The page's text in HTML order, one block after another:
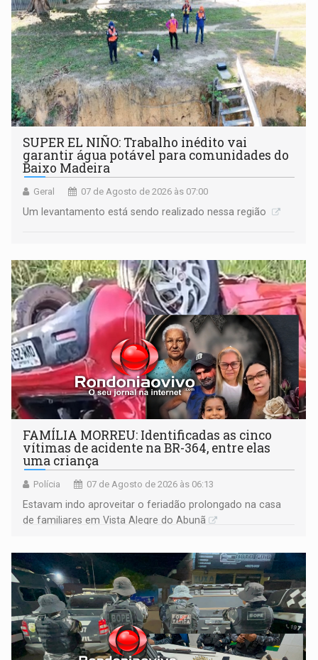
SUPER EL NIÑO: Trabalho inédito vai
garantir água potável para comunidades do
Baixo Madeira
Geral 07 de Agosto de 2026 às 07:00
Um levantamento está sendo realizado nessa região
FAMÍLIA MORREU: Identificadas as cinco
vítimas de acidente na BR-364, entre elas
uma criança
Polícia 07 de Agosto de 2026 às 06:13
Estavam indo aproveitar o feriadão prolongado na casa
de familiares em Vista Alegre do Abunã